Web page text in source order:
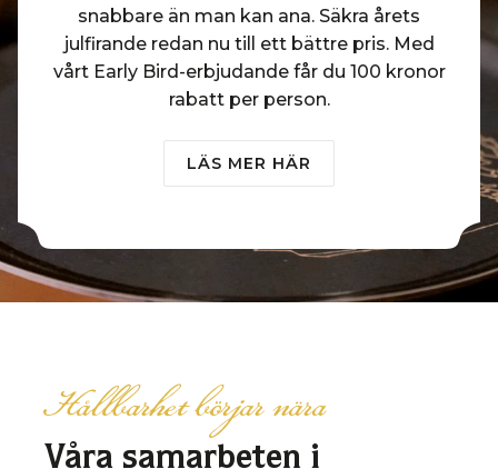
snabbare än man kan ana. Säkra årets
julfirande redan nu till ett bättre pris. Med
vårt Early Bird-erbjudande får du 100 kronor
rabatt per person.
LÄS MER HÄR
Hållbarhet börjar nära
Våra samarbeten i